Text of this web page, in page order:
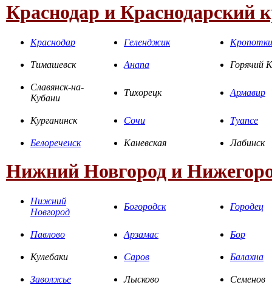
Краснодар и Краснодарский
Краснодар Геленджик
Тимашевск Анапа Горячий
Славянск-на-
Кубани
Тихорецк Армавир
Курганинск Сочи Туапсе
Белореченск Каневская Лабинск
Нижний Новгород и
Нижний
Новгород
Богородск Городец
Павлово Арзамас Бор
Кулебаки Саров Балахна
Заволжье Лысково Семенов